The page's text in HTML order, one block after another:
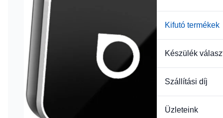
Kifutó termékek
Készülék
Szállítási díj
Üzleteink